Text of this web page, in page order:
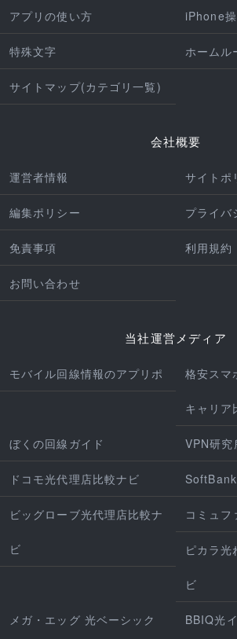
アプリの使い方 iPhone
特殊文字 ホームル
サイトマップ(カテゴリ一覧)
会社概要
運営者情報 サイトポ
編集ポリシー プライバ
免責事項 利用規約
お問い合わせ
当社運営メディア
モバイル回線情報のアプリポ 格安スマ
キャリア
ぼくの回線ガイド VPN研究
ドコモ光代理店比較ナビ
ビッグローブ光代理店比較ナ
ビ
コミュフ
ピカラ光
ビ
メガ・エッグ 光ベーシック BBIQ光